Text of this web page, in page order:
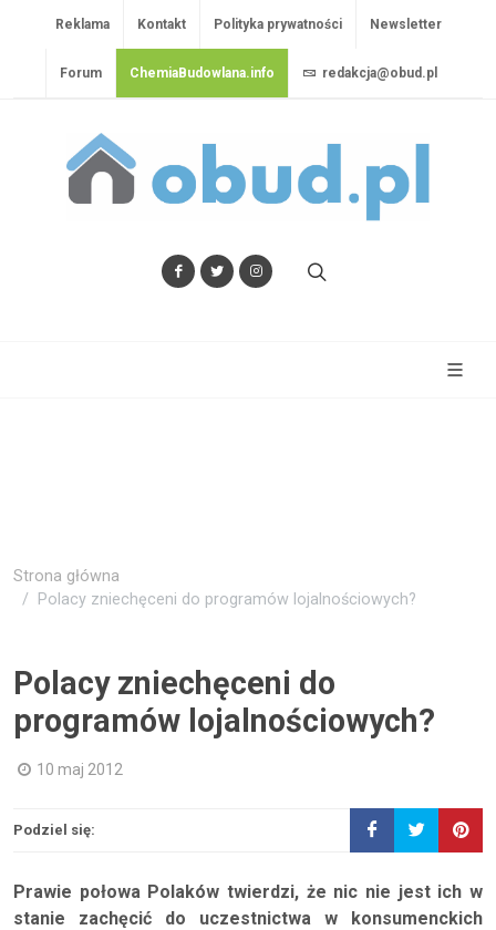
Reklama Kontakt Polityka prywatności Newsletter
Forum ChemiaBudowlana.info redakcja@obud.pl
Strona główna
Polacy zniechęceni do programów lojalnościowych?
Polacy zniechęceni do
programów lojalnościowych?
10 maj 2012
Podziel się:
Prawie połowa Polaków twierdzi, że nic nie jest ich w
stanie zachęcić do uczestnictwa w konsumenckich